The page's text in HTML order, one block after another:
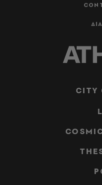
CITY